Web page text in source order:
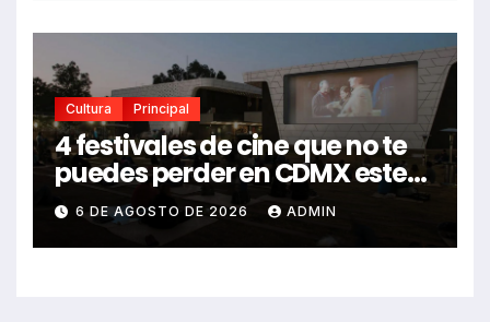
Cultura Principal
4 festivales de cine que no te
puedes perder en CDMX este
2026
6 DE AGOSTO DE 2026 ADMIN